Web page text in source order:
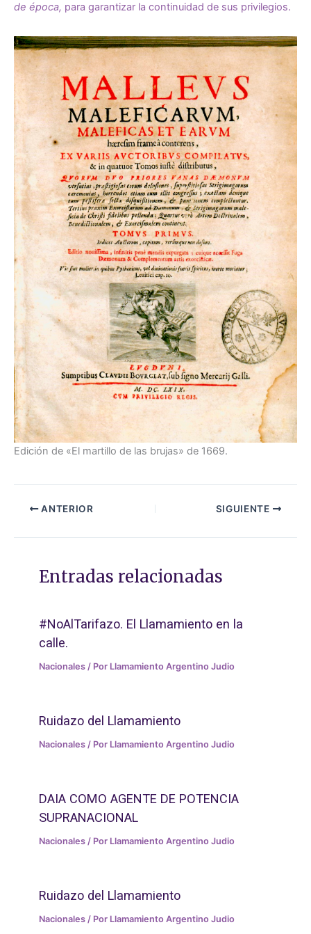
de época, para garantizar la continuidad de sus privilegios.
Edición de «El martillo de las brujas» de 1669.
ANTERIOR SIGUIENTE
Entradas relacionadas
#NoAlTarifazo. El Llamamiento en la
calle.
Nacionales / Por Llamamiento Argentino Judio
Ruidazo del Llamamiento
Nacionales / Por Llamamiento Argentino Judio
DAIA COMO AGENTE DE POTENCIA
SUPRANACIONAL
Nacionales / Por Llamamiento Argentino Judio
Ruidazo del Llamamiento
Nacionales / Por Llamamiento Argentino Judio